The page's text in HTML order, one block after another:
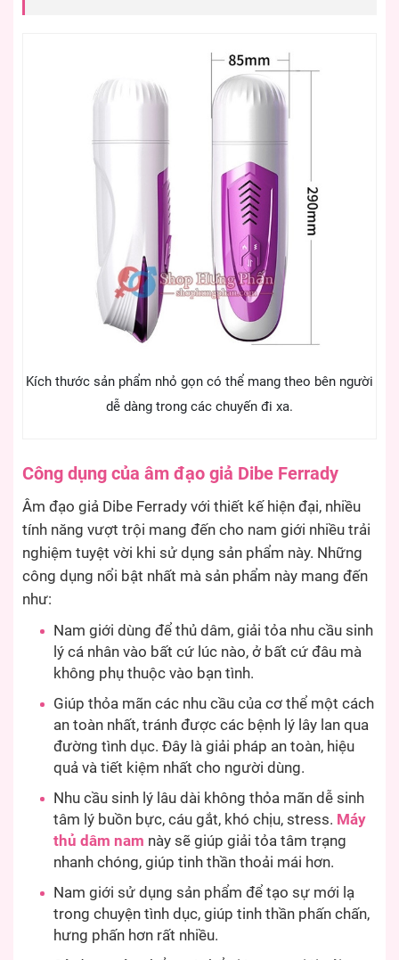
Kích thước sản phẩm nhỏ gọn có thể mang theo bên người
dễ dàng trong các chuyến đi xa.
Công dụng của âm đạo giả Dibe Ferrady
Âm đạo giả Dibe Ferrady với thiết kế hiện đại, nhiều
tính năng vượt trội mang đến cho nam giới nhiều trải
nghiệm tuyệt vời khi sử dụng sản phẩm này. Những
công dụng nổi bật nhất mà sản phẩm này mang đến
như:
Nam giới dùng để thủ dâm, giải tỏa nhu cầu sinh
lý cá nhân vào bất cứ lúc nào, ở bất cứ đâu mà
không phụ thuộc vào bạn tình.
Giúp thỏa mãn các nhu cầu của cơ thể một cách
an toàn nhất, tránh được các bệnh lý lây lan qua
đường tình dục. Đây là giải pháp an toàn, hiệu
quả và tiết kiệm nhất cho người dùng.
Nhu cầu sinh lý lâu dài không thỏa mãn dễ sinh
tâm lý buồn bực, cáu gắt, khó chịu, stress. Máy
thủ dâm nam này sẽ giúp giải tỏa tâm trạng
nhanh chóng, giúp tinh thần thoải mái hơn.
Nam giới sử dụng sản phẩm để tạo sự mới lạ
trong chuyện tình dục, giúp tinh thần phấn chấn,
hưng phấn hơn rất nhiều.